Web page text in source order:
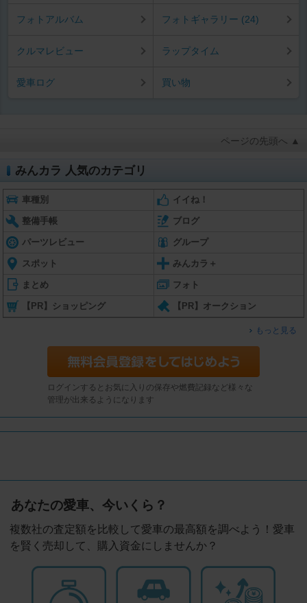
フォトアルバム フォトギャラリー (24)
クルマレビュー ラップタイム
愛車ログ 買い物
ページの先頭へ ▲
みんカラ 人気のカテゴリ
車種別 イイね！
整備手帳 ブログ
パーツレビュー グループ
スポット みんカラ＋
まとめ フォト
【PR】ショッピング 【PR】オークション
もっと見る
ログインするとお気に入りの保存や燃費記録など様々な
管理が出来るようになります
あなたの愛車、今いくら？
複数社の査定額を比較して愛車の最高額を調べよう！愛車
を賢く売却して、購入資金にしませんか？